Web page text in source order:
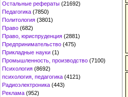
Остальные рефераты (21692)
Педагогика (7850)
Политология (3801)
Право (682)
Право, юриспруденция (2881)
Предпринимательство (475)
Прикладные науки (1)
Промышленность, производство (7100)
Психология (8692)
психология, педагогика (4121)
Радиоэлектроника (443)
Реклама (952)